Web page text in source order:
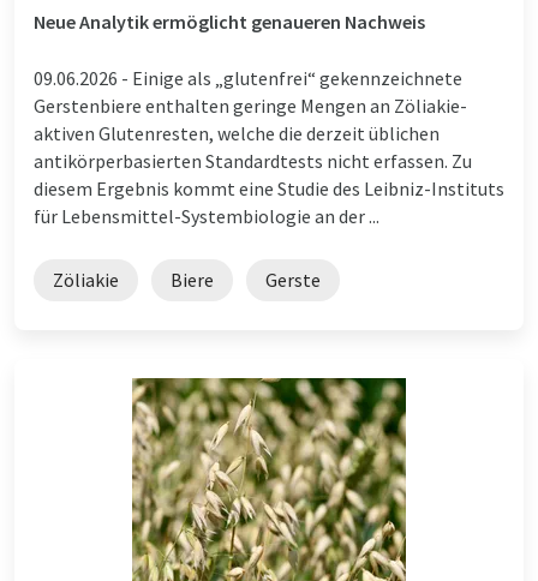
Neue Analytik ermöglicht genaueren Nachweis
09.06.2026 - Einige als „glutenfrei“ gekennzeichnete
Gerstenbiere enthalten geringe Mengen an Zöliakie-
aktiven Glutenresten, welche die derzeit üblichen
antikörperbasierten Standardtests nicht erfassen. Zu
diesem Ergebnis kommt eine Studie des Leibniz-Instituts
für Lebensmittel-Systembiologie an der ...
Zöliakie Biere Gerste